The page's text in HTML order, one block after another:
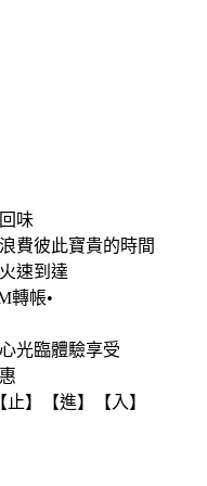
味
費彼此寶貴的時間
速到達
轉帳•
光臨體驗享受
】【進】【入】